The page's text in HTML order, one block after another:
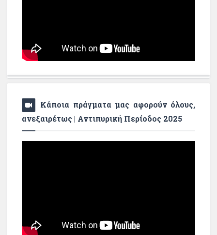
Κάποια πράγματα μας αφορούν όλους,
ανεξαιρέτως | Αντιπυρική Περίοδος 2025